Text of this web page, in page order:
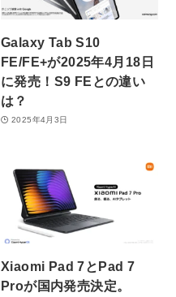
Galaxy Tab S10
FE/FE+が2025年4月18日
に発売！S9 FEとの違い
は？
2025年4月3日
Xiaomi Pad 7とPad 7
Proが国内発売決定。